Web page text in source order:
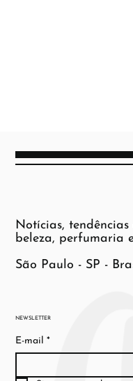
NEWSLETTER
E-mail *
Notícias,
beleza, perfumaria
São Paulo - SP -